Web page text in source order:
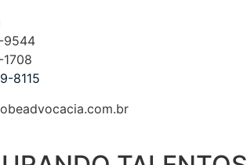
9544
8115